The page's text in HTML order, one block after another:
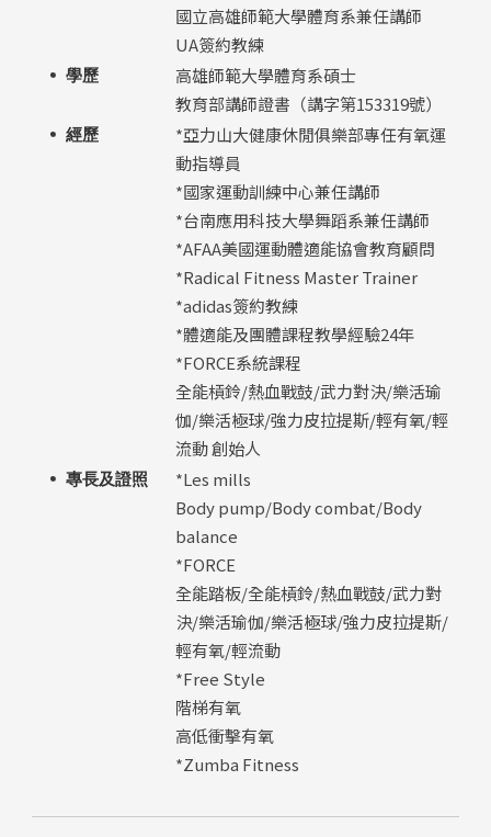
國立高雄師範大學體育系兼任講師
UA簽約教練
學歷
高雄師範大學體育系碩士
教育部講師證書（講字第153319號）
經歷
*亞力山大健康休閒俱樂部專任有氧運
動指導員
*國家運動訓練中心兼任講師
*台南應用科技大學舞蹈系兼任講師
*AFAA美國運動體適能協會教育顧問
*Radical Fitness Master Trainer
*adidas簽約教練
*體適能及團體課程教學經驗24年
*FORCE系統課程
全能槓鈴/熱血戰鼓/武力對決/樂活瑜
伽/樂活極球/強力皮拉提斯/輕有氧/輕
流動 創始人
專長及證照
*Les mills
Body pump/Body combat/Body
balance
*FORCE
全能踏板/全能槓鈴/熱血戰鼓/武力對
決/樂活瑜伽/樂活極球/強力皮拉提斯/
輕有氧/輕流動
*Free Style
階梯有氧
高低衝擊有氧
*Zumba Fitness